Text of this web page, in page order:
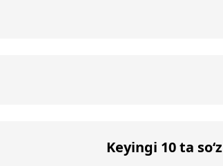
Keyingi 10 ta so‘z